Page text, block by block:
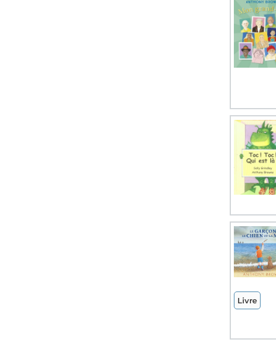
Livre